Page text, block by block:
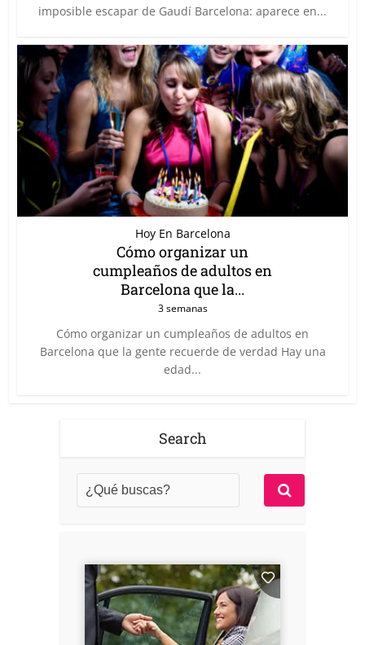
imposible escapar de Gaudí Barcelona: aparece en...
Hoy En Barcelona
Cómo organizar un
cumpleaños de adultos en
Barcelona que la...
3 semanas
Cómo organizar un cumpleaños de adultos en
Barcelona que la gente recuerde de verdad Hay una
edad...
Search